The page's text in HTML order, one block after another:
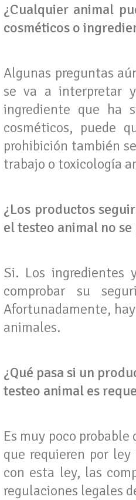
¿Cualquier animal
cosméticos o
Algunas preguntas
se va a interpretar
ingrediente que ha
cosméticos, puede
prohibición también
trabajo o toxicología
¿Los productos
el testeo animal no
Si. Los ingredientes
comprobar su
Afortunadamente,
animales.
¿Qué pasa si un
testeo animal es
Es muy poco
que requieren por
con esta ley, las
regulaciones legales